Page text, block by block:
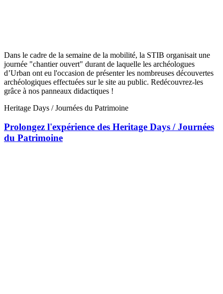
Dans le cadre de la semaine de la mobilité, la STIB organisait une
journée "chantier ouvert" durant de laquelle les archéologues
d’Urban ont eu l'occasion de présenter les nombreuses découvertes
archéologiques effectuées sur le site au public. Redécouvrez-les
grâce à nos panneaux didactiques !
Heritage Days / Journées du Patrimoine
Prolongez l'expérience des Heritage Days / Journées
du Patrimoine